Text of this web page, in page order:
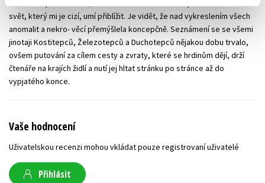
svět, který mi je cizí, umí přiblížit. Je vidět, že nad vykreslením všech
anomalit a nekro- věcí přemýšlela koncepčně. Seznámení se se všemi
jinotaji Kostitepců, Železotepců a Duchotepců nějakou dobu trvalo,
ovšem putování za cílem cesty a zvraty, které se hrdinům dějí, drží
čtenáře na krajích židlí a nutí jej hltat stránku po stránce až do
vypjatého konce.
Vaše hodnocení
Uživatelskou recenzi mohou vkládat pouze registrovaní uživatelé
Přihlásit